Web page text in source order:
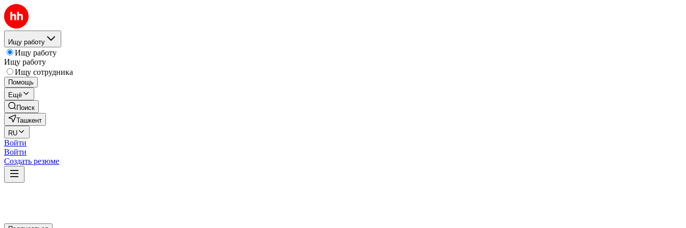
Ищу работу
Ищу работу
Ищу работу
Ищу сотрудника
Помощь
Ещё
Поиск
Ташкент
RU
Войти
Войти
Создать резюме